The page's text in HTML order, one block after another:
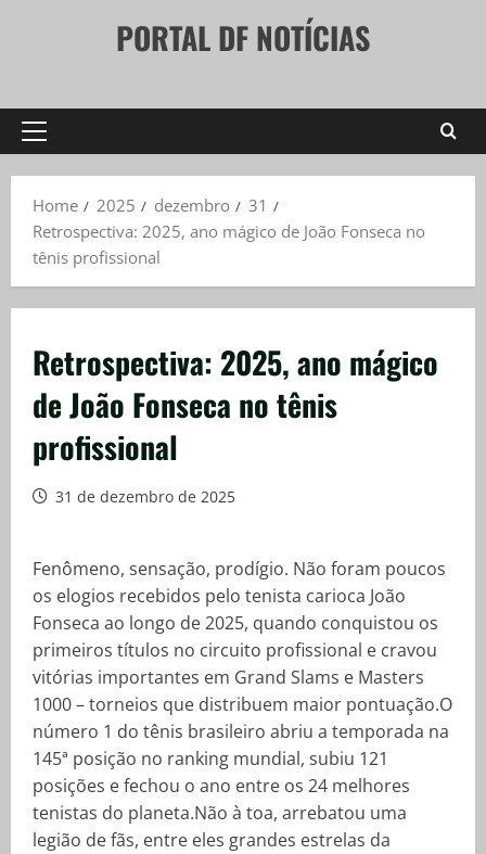
PORTAL DF NOTÍCIAS
Primary
Home
2025 dezembro
31
Retrospectiva: 2025, ano mágico de João Fonseca no
tênis profissional
Retrospectiva: 2025, ano mágico
de João Fonseca no tênis
profissional
31 de dezembro de 2025
Fenômeno, sensação, prodígio. Não foram poucos
os elogios recebidos pelo tenista carioca João
Fonseca ao longo de 2025, quando conquistou os
primeiros títulos no circuito profissional e cravou
vitórias importantes em Grand Slams e Masters
1000 – torneios que distribuem maior pontuação.O
número 1 do tênis brasileiro abriu a temporada na
145ª posição no ranking mundial, subiu 121
posições e fechou o ano entre os 24 melhores
tenistas do planeta.Não à toa, arrebatou uma
legião de fãs, entre eles grandes estrelas da